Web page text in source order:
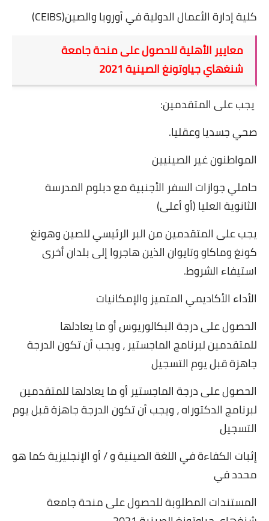
كلية إدارة الأعمال الدولية في أوروبا والصين(CEIBS)
معايير الأهلية للحصول على منحة جامعة
شنغهاي جياوتونغ الصينية 2021
يجب على المتقدمين:
صحي جسديا وعقليا.
المواطنون غير الصينيين
حاملي جوازات السفر الأجنبية مع دبلوم المدرسة
الثانوية العليا (أو أعلى)
يجب على المتقدمين من البر الرئيسي للصين وهونغ
كونغ وماكاو وتايوان الذين هاجروا إلى بلدان أخرى
استيفاء الشروط.
الأداء الأكاديمي المتميز والإمكانيات
الحصول على درجة البكالوريوس أو ما يعادلها
للمتقدمين لبرنامج الماجستير ، ويجب أن تكون الدرجة
جاهزة قبل يوم التسجيل
الحصول على درجة الماجستير أو ما يعادلها للمتقدمين
لبرنامج الدكتوراه ، ويجب أن تكون الدرجة جاهزة قبل يوم
التسجيل
إثبات الكفاءة في اللغة الصينية و / أو الإنجليزية كما هو
محدد في
المستندات المطلوبة للحصول على منحة جامعة